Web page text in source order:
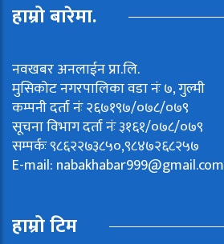
हाम्रो बारेमा.
नवखबर अनलाईन प्रा.लि.
मुसिकोट नगरपालिका वडा नंः ७, गुल्मी
कम्पनी दर्ता नंः २६७१९७/०७८/०७९
सूचना विभाग दर्ता नंः ३१६१/०७८/०७९
सम्पर्कः ९८६२२७३८५०,९८४७२६८२५७
E-mail: nabakhabar999@gmail.com
हाम्रो टिम